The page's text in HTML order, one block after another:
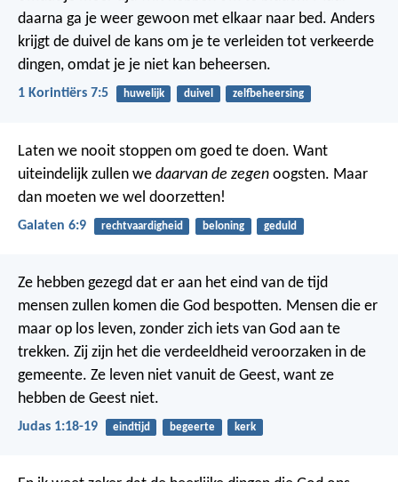
daarna ga je weer gewoon met elkaar naar bed. Anders
krijgt de duivel de kans om je te verleiden tot verkeerde
dingen, omdat je je niet kan beheersen.
1 Korintiërs 7:5 huwelijk duivel zelfbeheersing
Laten we nooit stoppen om goed te doen. Want
uiteindelijk zullen we daarvan de zegen oogsten. Maar
dan moeten we wel doorzetten!
Galaten 6:9 rechtvaardigheid beloning geduld
Ze hebben gezegd dat er aan het eind van de tijd
mensen zullen komen die God bespotten. Mensen die er
maar op los leven, zonder zich iets van God aan te
trekken. Zij zijn het die verdeeldheid veroorzaken in de
gemeente. Ze leven niet vanuit de Geest, want ze
hebben de Geest niet.
Judas 1:18-19 eindtijd begeerte kerk